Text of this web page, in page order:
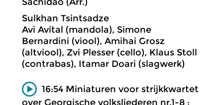
Sachidao (Arr.)
Sulkhan Tsintsadze
Avi Avital (mandola), Simone
Bernardini (viool), Amihai Grosz
(altviool), Zvi Plesser (cello), Klaus Stoll
(contrabas), Itamar Doari (slagwerk)
16:54 Miniaturen voor strijkkwartet
over Georgische volksliederen nr.1-8 ;